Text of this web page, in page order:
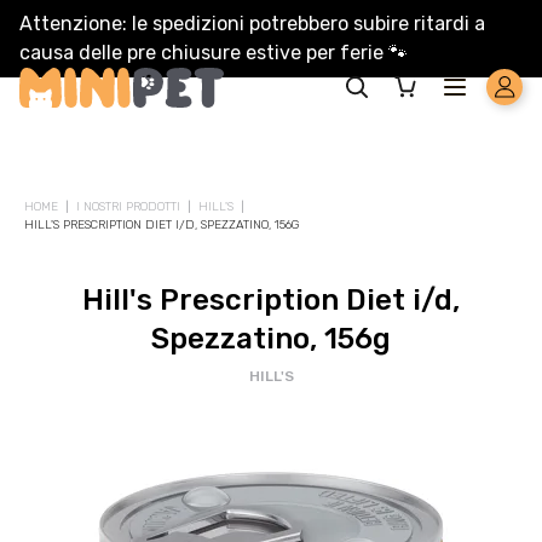
Attenzione: le spedizioni potrebbero subire ritardi a
causa delle pre chiusure estive per ferie 🐾
HOME I NOSTRI PRODOTTI
HILL'S
HILL'S PRESCRIPTION DIET I/D, SPEZZATINO, 156G
Hill's Prescription Diet i/d,
Spezzatino, 156g
HILL'S
InPost.